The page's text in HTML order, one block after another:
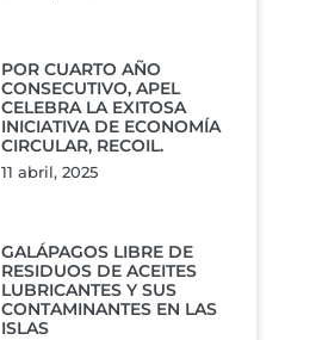
POR CUARTO AÑO
CONSECUTIVO, APEL
CELEBRA LA EXITOSA
INICIATIVA DE ECONOMÍA
CIRCULAR, RECOIL.
11 abril, 2025
GALÁPAGOS LIBRE DE
RESIDUOS DE ACEITES
LUBRICANTES Y SUS
CONTAMINANTES EN LAS
ISLAS